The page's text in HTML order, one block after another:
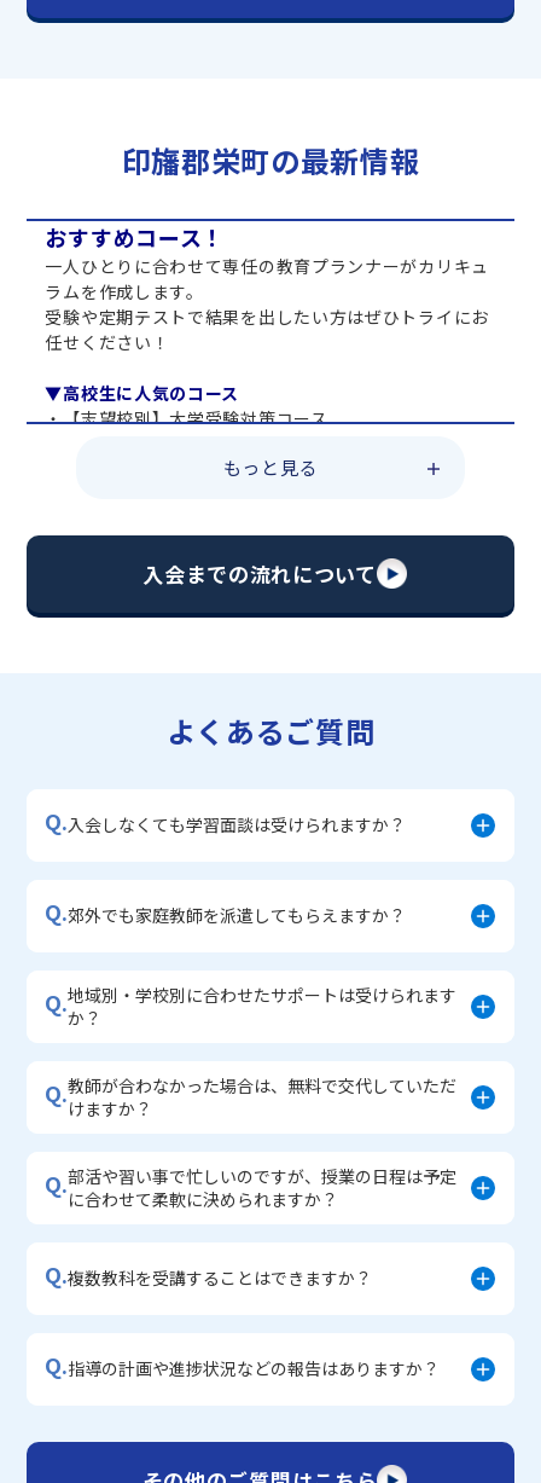
印旛郡栄町の最新情報
おすすめコース！
一人ひとりに合わせて専任の教育プランナーがカリキュ
ラムを作成します。
受験や定期テストで結果を出したい方はぜひトライにお
任せください！
▼高校生に人気のコース
・【志望校別】大学受験対策コース
・総合型選抜直前対策コース
・【志望校別】公立・私立高校受験対策コース
・宿題サポートコース
・学習習慣定着コース
もっと見る
入会までの流れについて
よくあるご質問
Q.入会しなくても学習面談は受けられますか？
Q.郊外でも家庭教師を派遣してもらえますか？
Q.地域別・学校別に合わせたサポートは受けられます
か？
Q.教師が合わなかった場合は、無料で交代していただ
けますか？
Q.部活や習い事で忙しいのですが、授業の日程は予定
に合わせて柔軟に決められますか？
Q.複数教科を受講することはできますか？
Q.指導の計画や進捗状況などの報告はありますか？